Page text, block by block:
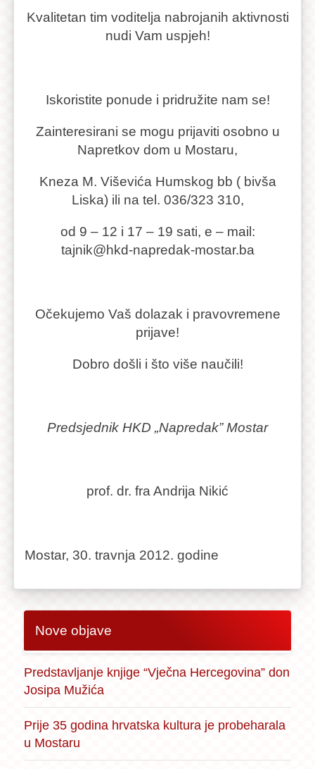
Kvalitetan tim voditelja nabrojanih aktivnosti
nudi Vam uspjeh!
Iskoristite ponude i pridružite nam se!
Zainteresirani se mogu prijaviti osobno u
Napretkov dom u Mostaru,
Kneza M. Viševića Humskog bb ( bivša
Liska) ili na tel. 036/323 310,
od 9 – 12 i 17 – 19 sati, e – mail:
tajnik@hkd-napredak-mostar.ba
Očekujemo Vaš dolazak i pravovremene
prijave!
Dobro došli i što više naučili!
Predsjednik HKD „Napredak” Mostar
prof. dr. fra Andrija Nikić
Mostar, 30. travnja 2012. godine
Nove objave
Predstavljanje knjige “Vječna Hercegovina” don
Josipa Mužića
Prije 35 godina hrvatska kultura je probeharala
u Mostaru